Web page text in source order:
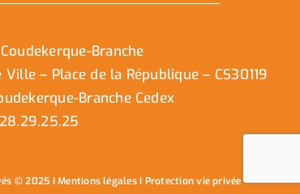
Branche
Ville – Place de la République – CS30119
Branche Cedex
© 2025 IMentions légalesI Protection vie privée